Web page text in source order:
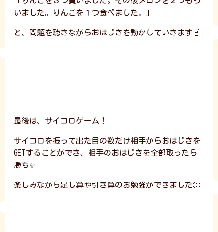
いました。りんごを１つ食べました。」
と、問題を聴きながらおはじきを動かしていきます🍎
最後は、サイコロゲーム！
サイコロを振って出た目の数だけ相手からおはじきを
GETすることができ、相手のおはじきを全部取ったら
勝ち✨
楽しみながら足し算や引き算のお勉強ができました👏